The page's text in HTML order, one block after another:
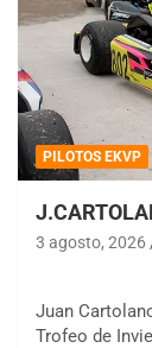
PILOTOS EKVP
3 agosto, 2026
Juan
Trofeo de